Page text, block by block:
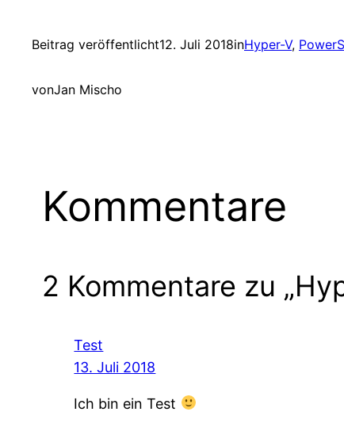
Beitrag veröffentlicht12. Juli 2018inHyper-V,
vonJan Mischo
Kommentare
2 Kommentare zu
Test
13. Juli 2018
Ich bin ein Test